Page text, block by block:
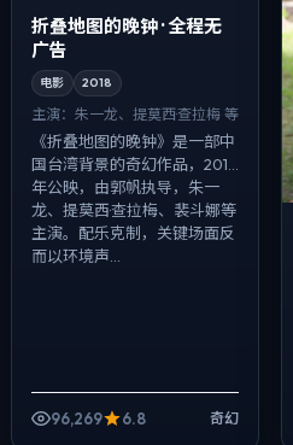
折叠地图的晚钟 · 全程无
广告
电影 2018
主演： 朱一龙、提莫西·查拉梅 等
《折叠地图的晚钟》是一部中
国台湾背景的奇幻作品，2018
年公映，由郭帆执导，朱一
龙、提莫西·查拉梅、裴斗娜等
主演。配乐克制，关键场面反
而以环境声...
96,269 6.8 奇幻